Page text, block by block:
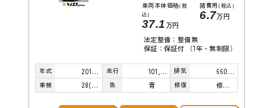
車両本体価格(税
込)
37.1万円
諸費用 (税込)
6.7万円
法定整備：整備無
保証：保証付 （1年・無制限）
年式 2015年 走行 101,000km 排気 660cc
車検 28(R10)/04 色 青 修復 修復歴無し